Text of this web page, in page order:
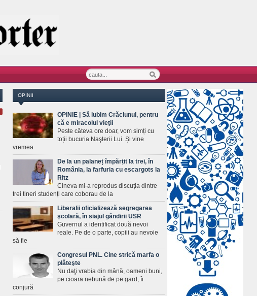
OPINII
OPINIE | Să iubim Crăciunul, pentru
că e miracolul vieţii
Peste câteva ore doar, vom simți cu
toții bucuria Naşterii Lui. Și vine
vremea
De la un palaneț împărțit la trei, în
România, la farfuria cu escargots la
Ritz
Cineva mi-a reprodus discuția dintre
trei tineri studenți care coborau de la
Liberalii oficializează segregarea
şcolară, în siajul gândirii USR
Guvernul a identificat două nevoi
reale. Pe de o parte, copiii au nevoie
să fie
Congresul PNL. Cine strică marfa o
plăteşte
Nu daţi vrabia din mână, oameni buni,
pe cioara nebună de pe gard, îi
conjură